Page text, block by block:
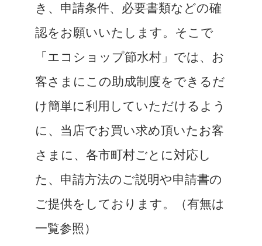
き、申請条件、必要書類などの確
認をお願いいたします。そこで
「エコショップ節水村」では、お
客さまにこの助成制度をできるだ
け簡単に利用していただけるよう
に、当店でお買い求め頂いたお客
さまに、各市町村ごとに対応し
た、申請方法のご説明や申請書の
ご提供をしております。（有無は
一覧参照）